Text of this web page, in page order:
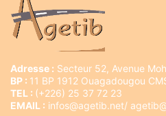
Adresse : Secteur 52, Avenue
BP : 11 BP 1912 Ouagadougou
TEL : (+226) 25 37 72 23
EMAIL : infos@agetib.net/